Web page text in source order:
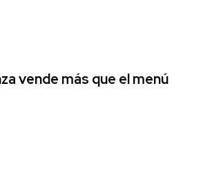
vende más que el menú